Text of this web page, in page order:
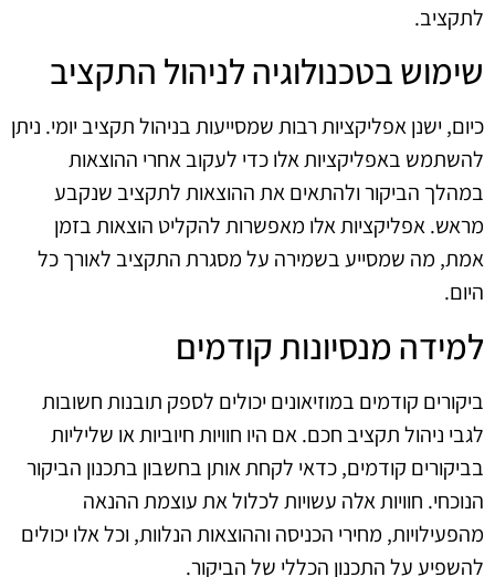
לתקציב.
שימוש בטכנולוגיה לניהול התקציב
כיום, ישנן אפליקציות רבות שמסייעות בניהול תקציב יומי. ניתן
להשתמש באפליקציות אלו כדי לעקוב אחרי ההוצאות
במהלך הביקור ולהתאים את ההוצאות לתקציב שנקבע
מראש. אפליקציות אלו מאפשרות להקליט הוצאות בזמן
אמת, מה שמסייע בשמירה על מסגרת התקציב לאורך כל
היום.
למידה מנסיונות קודמים
ביקורים קודמים במוזיאונים יכולים לספק תובנות חשובות
לגבי ניהול תקציב חכם. אם היו חוויות חיוביות או שליליות
בביקורים קודמים, כדאי לקחת אותן בחשבון בתכנון הביקור
הנוכחי. חוויות אלה עשויות לכלול את עוצמת ההנאה
מהפעילויות, מחירי הכניסה וההוצאות הנלוות, וכל אלו יכולים
להשפיע על התכנון הכללי של הביקור.